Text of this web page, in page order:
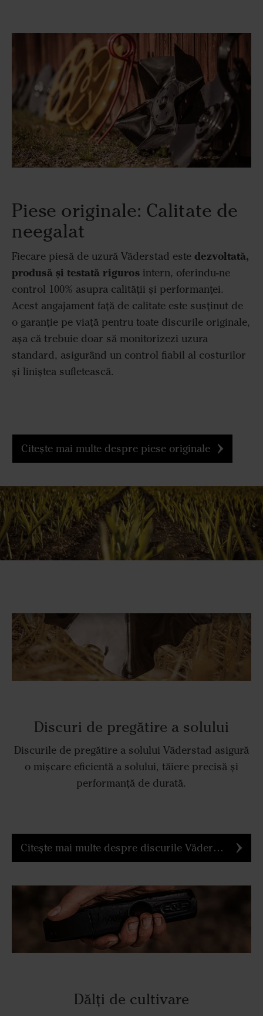
Piese originale: Calitate de
neegalat
Fiecare piesă de uzură Väderstad este dezvoltată,
produsă și testată riguros intern, oferindu-ne
control 100% asupra calității și performanței.
Acest angajament față de calitate este susținut de
o garanție pe viață pentru toate discurile originale,
așa că trebuie doar să monitorizezi uzura
standard, asigurând un control fiabil al costurilor
și liniștea sufletească.
Citește mai multe despre piese originale
Discuri de pregătire a solului
Discurile de pregătire a solului Väderstad asigură
o mișcare eficientă a solului, tăiere precisă și
performanță de durată.
Citește mai multe despre discurile Väderstad
Dălți de cultivare